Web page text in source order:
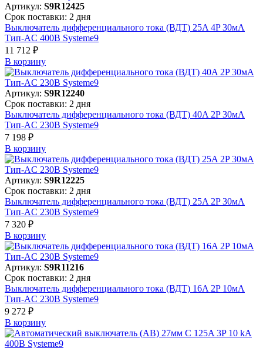
Артикул: S9R12425
Срок поставки: 2 дня
Выключатель дифференциального тока (ВДТ) 25A 4P 30мА
Тип-AC 400В Systeme9
11 712 ₽
В корзинy
Артикул: S9R12240
Срок поставки: 2 дня
Выключатель дифференциального тока (ВДТ) 40A 2P 30мА
Тип-AC 230В Systeme9
7 198 ₽
В корзинy
Артикул: S9R12225
Срок поставки: 2 дня
Выключатель дифференциального тока (ВДТ) 25A 2P 30мА
Тип-AC 230В Systeme9
7 320 ₽
В корзинy
Артикул: S9R11216
Срок поставки: 2 дня
Выключатель дифференциального тока (ВДТ) 16A 2P 10мА
Тип-AC 230В Systeme9
9 272 ₽
В корзинy